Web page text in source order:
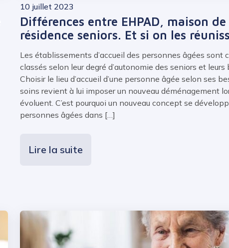
10 juillet 2023
Différences entre EHPAD, maison
résidence seniors. Et si on les
Les établissements d’accueil des personnes âgées sont
classés selon leur degré d’autonomie des seniors et leurs
Choisir le lieu d’accueil d’une personne âgée selon ses
soins revient à lui imposer un nouveau déménagement
évoluent. C’est pourquoi un nouveau concept se
personnes âgées dans […]
Lire la suite